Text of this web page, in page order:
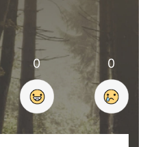
0 0